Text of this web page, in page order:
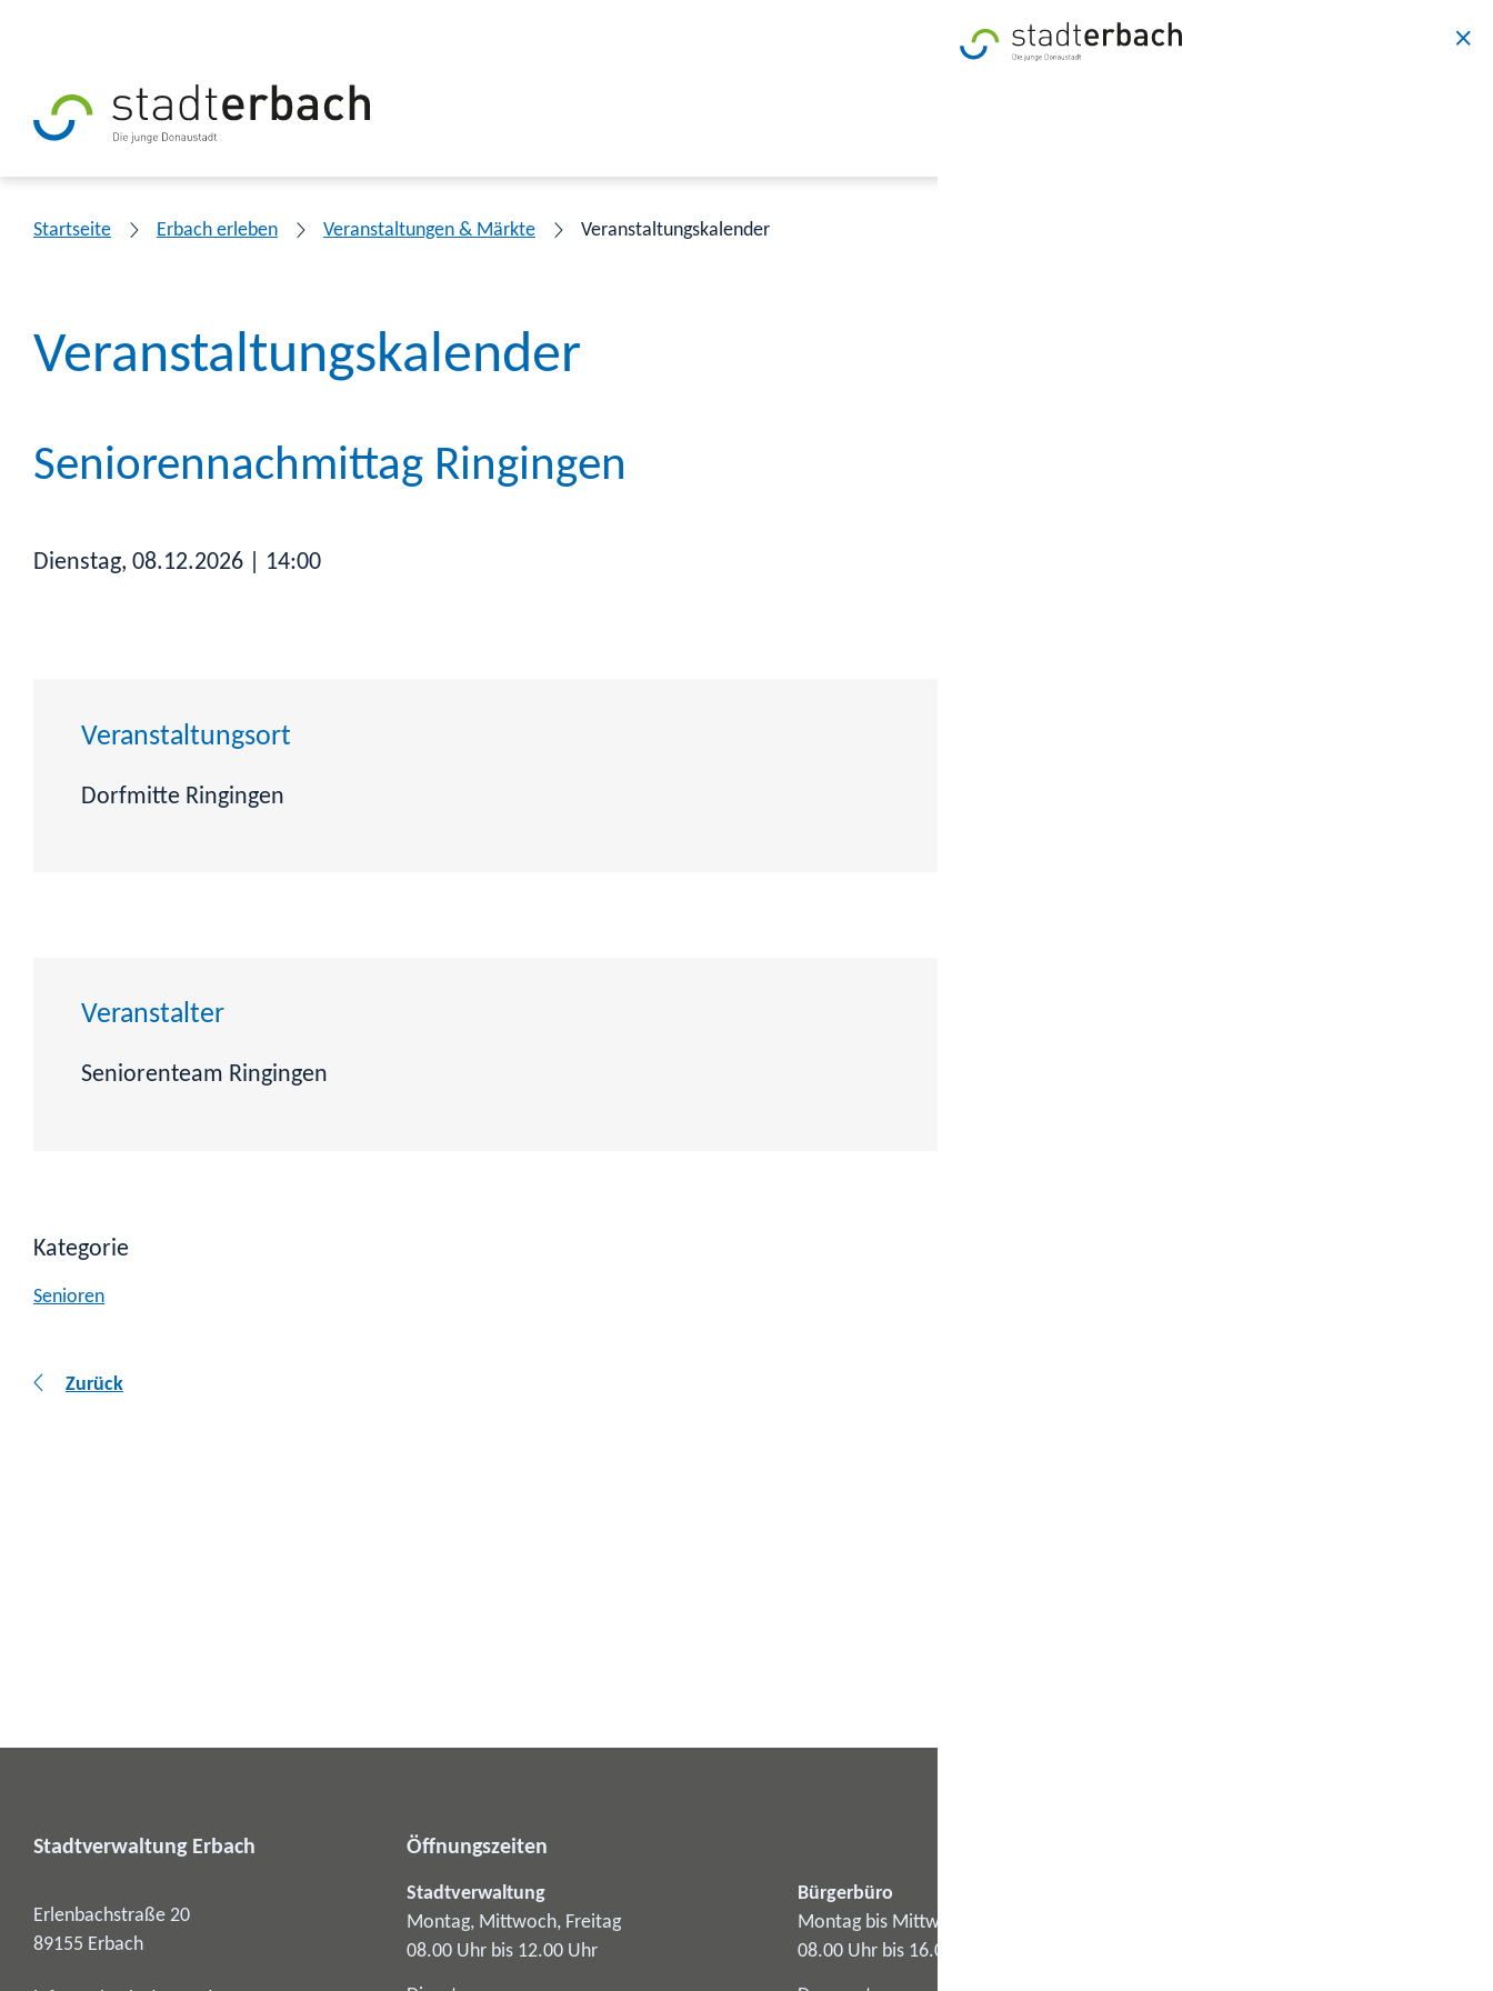
Startseite Erbach erleben Veranstaltungen & Märkte Veranstaltungskalender
Veranstaltungskalender
Dienstag, 08.12.2026 | 14:00
Seniorennachmittag Ringingen
Veranstaltungsort
Dorfmitte Ringingen
Veranstalter
Seniorenteam Ringingen
Kategorie
Senioren
Zurück
Stadtverwaltung Erbach
Erlenbachstraße 20
89155 Erbach
Öffnungszeiten
Stadtverwaltung
Montag, Mittwoch, Freitag
08.00 Uhr bis 12.00 Uhr
Bürgerbüro
Montag bis Mittwoch
08.00 Uhr bis 16.00 Uhr